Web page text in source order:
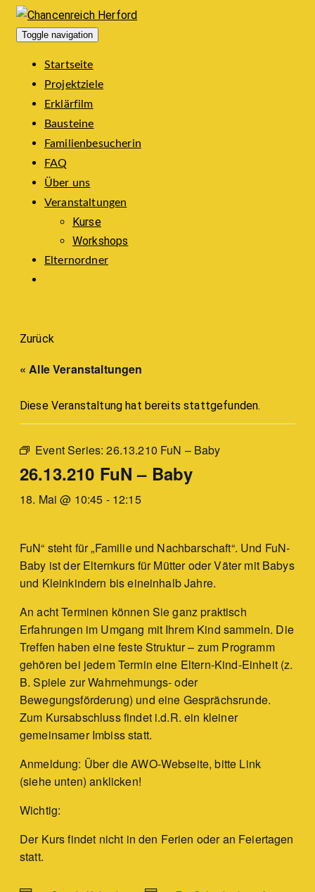
Toggle navigation
Startseite
Projektziele
Erklärfilm
Bausteine
Familienbesucherin
FAQ
Über uns
Veranstaltungen
Kurse
Workshops
Elternordner
Zurück
« Alle Veranstaltungen
Diese Veranstaltung hat bereits stattgefunden.
Event Series:26.13.210 FuN – Baby
26.13.210 FuN – Baby
18. Mai @ 10:45 - 12:15
FuN“ steht für „Familie und Nachbarschaft“. Und FuN-
Baby ist der Elternkurs für Mütter oder Väter mit Babys
und Kleinkindern bis eineinhalb Jahre.
An acht Terminen können Sie ganz praktisch
Erfahrungen im Umgang mit Ihrem Kind sammeln. Die
Treffen haben eine feste Struktur – zum Programm
gehören bei jedem Termin eine Eltern-Kind-Einheit (z.
B. Spiele zur Wahrnehmungs- oder
Bewegungsförderung) und eine Gesprächsrunde.
Zum Kursabschluss findet i.d.R. ein kleiner
gemeinsamer Imbiss statt.
Anmeldung: Über die AWO-Webseite, bitte Link
(siehe unten) anklicken!
Wichtig:
Der Kurs findet nicht in den Ferien oder an Feiertagen
statt.